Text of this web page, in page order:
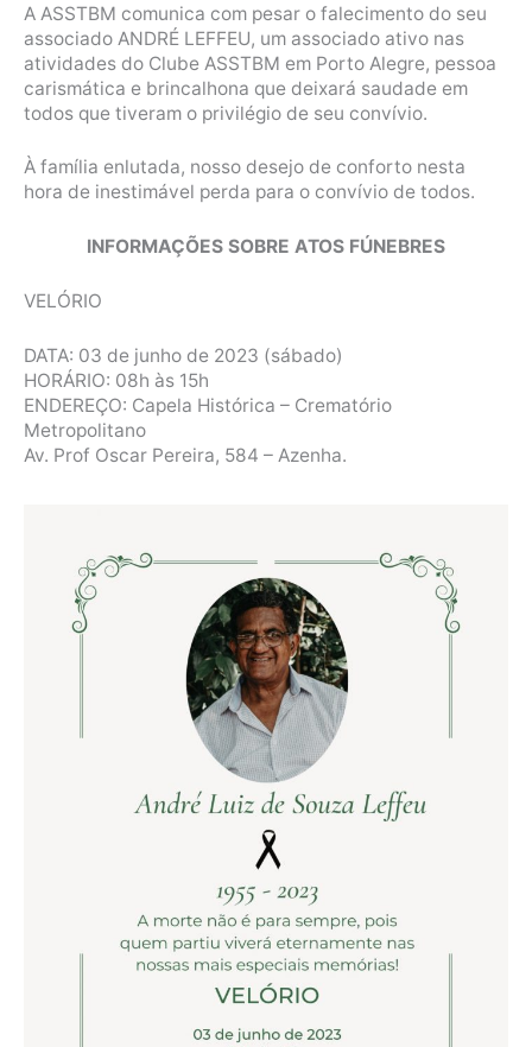
A ASSTBM comunica com pesar o falecimento do seu
associado ANDRÉ LEFFEU, um associado ativo nas
atividades do Clube ASSTBM em Porto Alegre, pessoa
carismática e brincalhona que deixará saudade em
todos que tiveram o privilégio de seu convívio.
À família enlutada, nosso desejo de conforto nesta
hora de inestimável perda para o convívio de todos.
INFORMAÇÕES SOBRE ATOS FÚNEBRES
VELÓRIO
DATA: 03 de junho de 2023 (sábado)
HORÁRIO: 08h às 15h
ENDEREÇO: Capela Histórica – Crematório
Metropolitano
Av. Prof Oscar Pereira, 584 – Azenha.